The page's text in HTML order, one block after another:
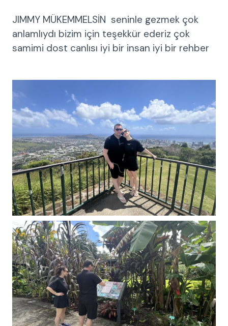
JIMMY MÜKEMMELSİN ️ seninle gezmek çok
anlamlıydı bizim için teşekkür ederiz çok
samimi dost canlısı iyi bir insan iyi bir rehber